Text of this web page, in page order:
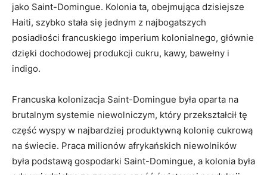
jako Saint-Domingue. Kolonia ta, obejmująca dzisiejsze
Haiti, szybko stała się jednym z najbogatszych
posiadłości francuskiego imperium kolonialnego, głównie
dzięki dochodowej produkcji cukru, kawy, bawełny i
indigo.
Francuska kolonizacja Saint-Domingue była oparta na
brutalnym systemie niewolniczym, który przekształcił tę
część wyspy w najbardziej produktywną kolonię cukrową
na świecie. Praca milionów afrykańskich niewolników
była podstawą gospodarki Saint-Domingue, a kolonia była